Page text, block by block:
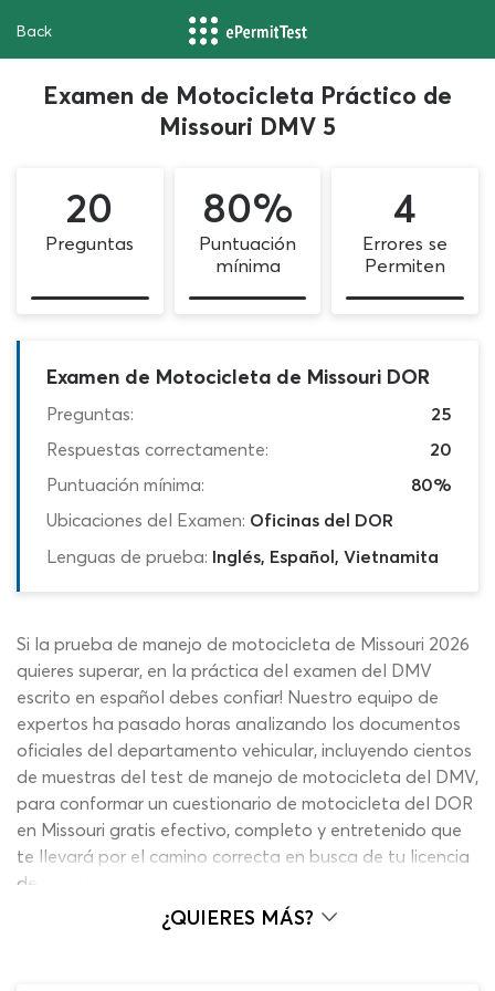
Back
Examen de Motocicleta Práctico de
Missouri DMV 5
20
Preguntas
80%
Puntuación
mínima
4
Errores se
Permiten
Examen de Motocicleta de Missouri DOR
Preguntas:
25
Respuestas correctamente:
20
Puntuación mínima:
80%
Ubicaciones del Examen: Oficinas del DOR
Lenguas de prueba: Inglés, Español, Vietnamita
Si la prueba de manejo de motocicleta de Missouri 2026
quieres superar, en la práctica del examen del DMV
escrito en español debes confiar! Nuestro equipo de
expertos ha pasado horas analizando los documentos
oficiales del departamento vehicular, incluyendo cientos
de muestras del test de manejo de motocicleta del DMV,
para conformar un cuestionario de motocicleta del DOR
en Missouri gratis efectivo, completo y entretenido que
te llevará por el camino correcta en busca de tu licencia
de moto!
Esta práctica de examen de motocicleta de MO 2026 se
¿QUIERES MÁS?